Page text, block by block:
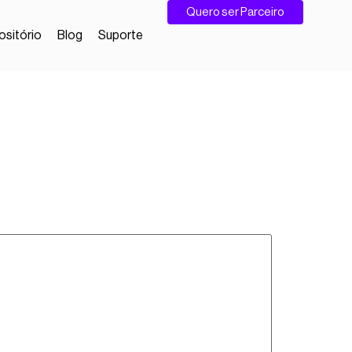
Blog Suporte
Quero ser Parceiro